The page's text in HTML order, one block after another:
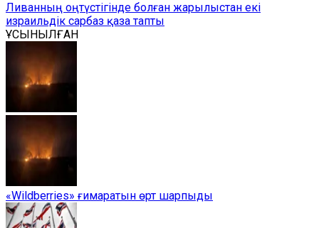
Ливанның оңтүстігінде болған жарылыстан екі
израильдік сарбаз қаза тапты
ҰСЫНЫЛҒАН
«Wildberries» ғимаратын өрт шарпыды